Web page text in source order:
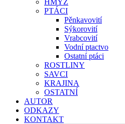
HMYZ
PTÁCI
Pěnkavovití
Sýkorovití
Vrabcovití
Vodní ptactvo
Ostatní ptáci
ROSTLINY
SAVCI
KRAJINA
OSTATNÍ
AUTOR
ODKAZY
KONTAKT